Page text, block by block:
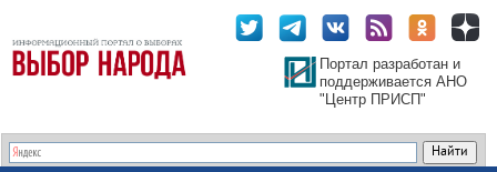
Портал разработан и
поддерживается АНО
"Центр ПРИСП"